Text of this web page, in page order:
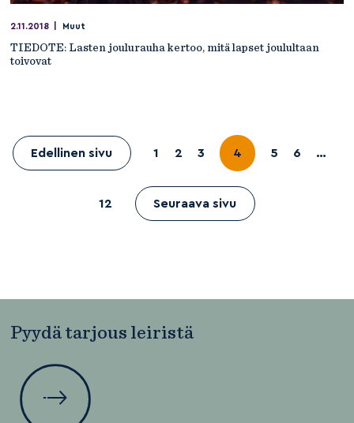
2.11.2018 Muut
TIEDOTE: Lasten joulurauha kertoo, mitä lapset joulultaan
toivovat
Edellinen sivu 1 2 3 4 5 6 …
12 Seuraava sivu
Pyydä tarjous leiristä